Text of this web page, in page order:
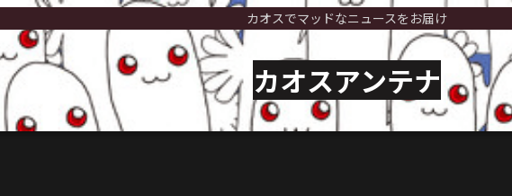
カオスでマッドなニュースをお届け
カオスアンテナ